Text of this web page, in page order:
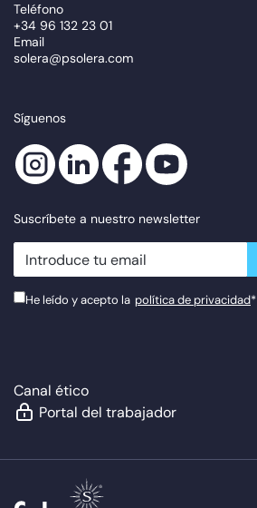
Teléfono
+34 96 132 23 01
Email
solera@psolera.com
Síguenos
Suscríbete a nuestro newsletter
newsletter.suscribe
He leído y acepto la política de privacidad*
Canal ético
Portal del trabajador